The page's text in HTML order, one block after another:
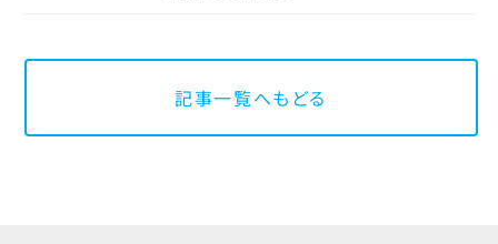
記事一覧へもどる